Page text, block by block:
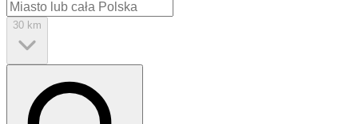
30 km